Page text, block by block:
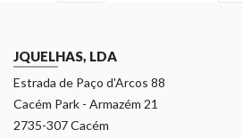
JQUELHAS, LDA
Estrada de Paço d'Arcos 88
Cacém Park - Armazém 21
2735-307 Cacém